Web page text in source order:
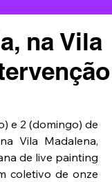
na Vila
e 2 (domingo) de
Vila Madalena,
de live painting
coletivo de onze